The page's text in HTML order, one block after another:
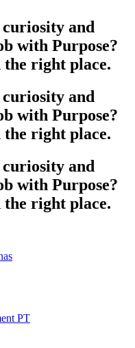
curiosity and
with Purpose?
the right place.
curiosity and
with Purpose?
the right place.
curiosity and
with Purpose?
the right place.
PT